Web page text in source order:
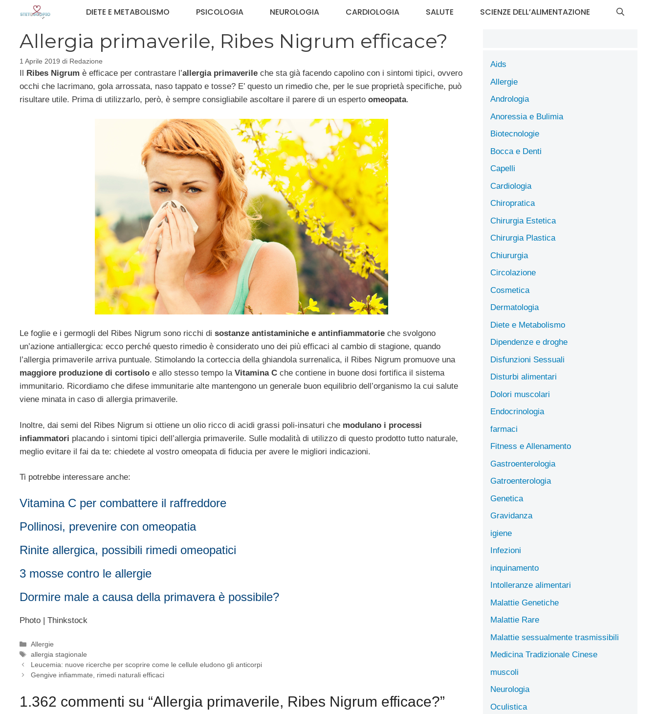
contenuto
DIETE E METABOLISMO PSICOLOGIA NEUROLOGIA CARDIOLOGIA SALUTE SCIENZE DELL’ALIMENTAZIONE
Allergia primaverile, Ribes Nigrum efficace?
1 Aprile 2019 di Redazione
Ribes Nigrum è efficace per contrastare l’allergia primaverile che sta già facendo capolino con i sintomi tipici, ovvero
occhi che lacrimano, gola arrossata, naso tappato e tosse? E’ questo un rimedio che, per le sue proprietà specifiche, può
risultare utile. Prima di utilizzarlo, però, è sempre consigliabile ascoltare il parere di un esperto omeopata.
Le foglie e i germogli del Ribes Nigrum sono ricchi di sostanze antistaminiche e antinfiammatorie che svolgono
un’azione antiallergica: ecco perché questo rimedio è considerato uno dei più efficaci al cambio di stagione, quando
l’allergia primaverile arriva puntuale. Stimolando la corteccia della ghiandola surrenalica, il Ribes Nigrum promuove una
maggiore produzione di cortisolo e allo stesso tempo laVitamina C che contiene in buone dosi fortifica il sistema
immunitario. Ricordiamo che difese immunitarie alte mantengono un generale buon equilibrio dell’organismo la cui salute
viene minata in caso di allergia primaverile.
Inoltre, dai semi del Ribes Nigrum si ottiene un olio ricco di acidi grassi poli-insaturi che modulano i processi
infiammatori placando i sintomi tipici dell’allergia primaverile. Sulle modalità di utilizzo di questo prodotto tutto naturale,
meglio evitare il fai da te: chiedete al vostro omeopata di fiducia per avere le migliori indicazioni.
Ti potrebbe interessare anche:
Vitamina C per combattere il raffreddore
Pollinosi, prevenire con omeopatia
Rinite allergica, possibili rimedi omeopatici
3 mosse contro le allergie
Dormire male a causa della primavera è possibile?
Photo | Thinkstock
Categorie
Allergie
Tag
allergia stagionale
Leucemia: nuove ricerche per scoprire come le cellule eludono gli anticorpi
Gengive infiammate, rimedi naturali efficaci
1.362 commenti su “Allergia primaverile, Ribes Nigrum efficace?”
Aids
Allergie
Andrologia
Anoressia e Bulimia
Biotecnologie
Bocca e Denti
Capelli
Cardiologia
Chiropratica
Chirurgia Estetica
Chirurgia Plastica
Chiururgia
Circolazione
Cosmetica
Dermatologia
Diete e Metabolismo
Dipendenze e droghe
Disfunzioni Sessuali
Disturbi alimentari
Dolori muscolari
Endocrinologia
farmaci
Fitness e Allenamento
Gastroenterologia
Gatroenterologia
Genetica
Gravidanza
igiene
Infezioni
inquinamento
Intolleranze alimentari
Malattie Genetiche
Malattie Rare
Malattie sessualmente trasmissibili
Medicina Tradizionale Cinese
muscoli
Neurologia
Oculistica